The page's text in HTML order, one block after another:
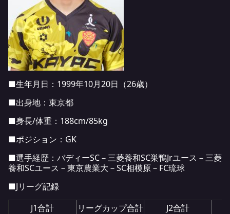
■生年月日：1999年10月20日（26歳）
■出身地：東京都
■身長/体重：188cm/85kg
■ポジション：GK
■選手経歴：バディーSC－三菱養和SC巣鴨Jrユース－三菱
養和SCユース－東京農業大－SC相模原－FC琉球
■Jリーグ記録
J1合計
リーグカップ合計
J2合計